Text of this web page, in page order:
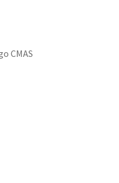
CMAS